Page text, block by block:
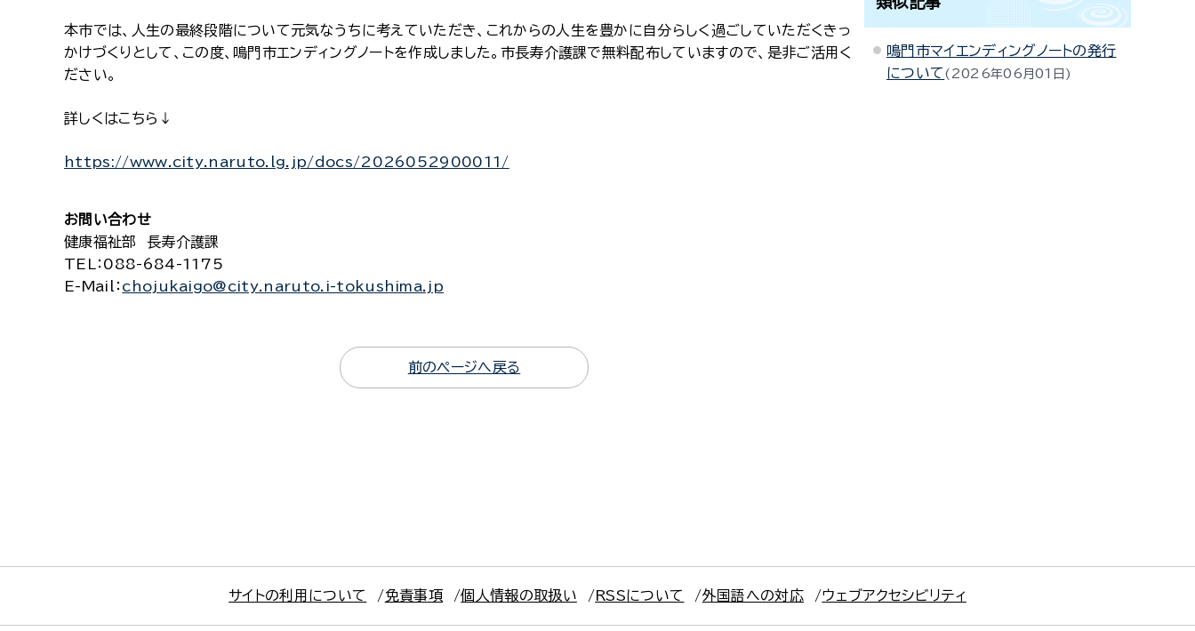
本市では、人生の最終段階について元気なうちに考えていただき、これからの人生を豊かに自分らしく過ごしていただくきっ
かけづくりとして、この度、鳴門市エンディングノートを作成しました。市長寿介護課で無料配布していますので、是非ご活用く
ださい。
詳しくはこちら↓
https://www.city.naruto.lg.jp/docs/2026052900011/
お問い合わせ
健康福祉部 長寿介護課
TEL
：088-684-1175
E-Mail
： chojukaigo@city.naruto.i-tokushima.jp
前のページへ戻る
鳴門市マイエンディングノートの発行
について
2026年06月01日
サイトの利用について 免責事項 個人情報の取扱い RSSについて 外国語への対応 ウェブアクセシビリティ